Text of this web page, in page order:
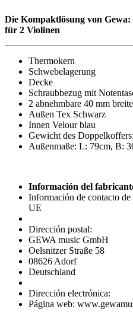
Die Kompaktlösung von
für 2 Violinen
Thermokern
Schwebelagerung
Decke
Schraubbezug mit
2 abnehmbare 40 mm
Außen Tex Schwarz
Innen Velour blau
Gewicht des
Außenmaße: L: 79cm, B:
Información del
Información de contacto
UE
Dirección postal:
GEWA music GmbH
Oelsnitzer Straße 58
08626 Adorf
Deutschland
Dirección electrónica:
Página web: